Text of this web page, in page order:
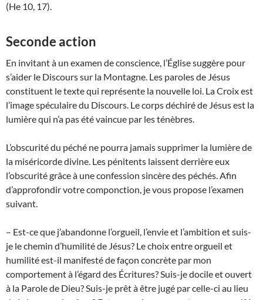
(He 10, 17).
Seconde action
En invitant à un examen de conscience, l’Église suggère pour
s’aider le Discours sur la Montagne. Les paroles de Jésus
constituent le texte qui représente la nouvelle loi. La Croix est
l’image spéculaire du Discours. Le corps déchiré de Jésus est la
lumière qui n’a pas été vaincue par les ténèbres.
L’obscurité du péché ne pourra jamais supprimer la lumière de
la miséricorde divine. Les pénitents laissent derrière eux
l’obscurité grâce à une confession sincère des péchés. Afin
d’approfondir votre componction, je vous propose l’examen
suivant.
– Est-ce que j’abandonne l’orgueil, l’envie et l’ambition et suis-
je le chemin d’humilité de Jésus? Le choix entre orgueil et
humilité est-il manifesté de façon concrète par mon
comportement à l’égard des Écritures? Suis-je docile et ouvert
à la Parole de Dieu? Suis-je prêt à être jugé par celle-ci au lieu